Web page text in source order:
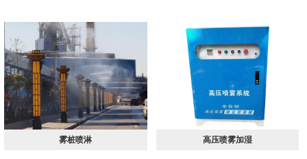
雾桩喷淋 高压喷雾加湿